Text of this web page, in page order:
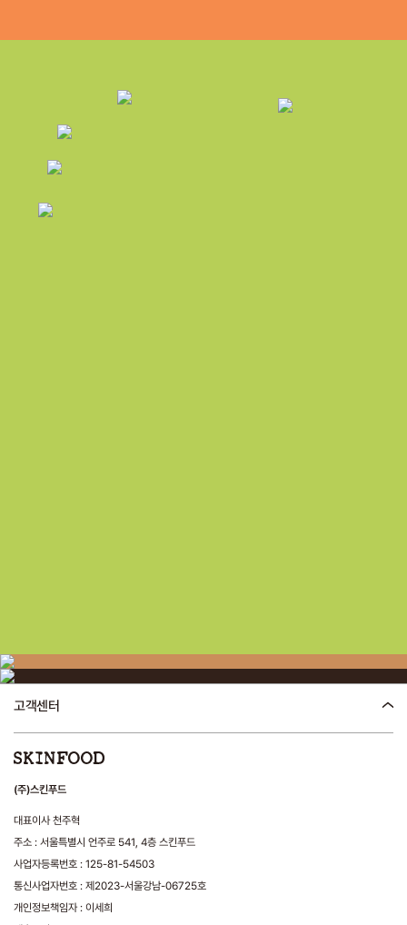
고객센터
(주)스킨푸드
대표이사 천주혁
주소 : 서울특별시 언주로 541, 4층 스킨푸드
사업자등록번호 : 125-81-54503
통신사업자번호 : 제2023-서울강남-06725호
개인정보책임자 : 이세희